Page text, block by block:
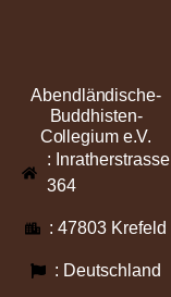
Abendländische-
Buddhisten-
Collegium e.V.
: Inratherstrasse
364
: 47803 Krefeld
: Deutschland